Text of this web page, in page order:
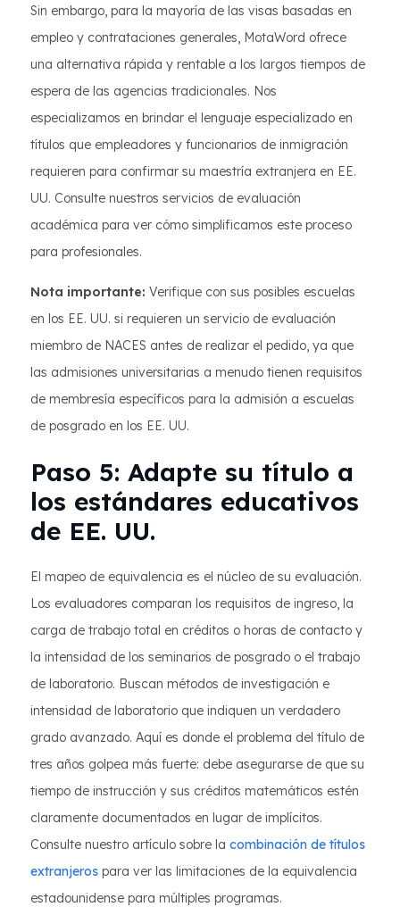
Sin embargo, para la mayoría de las visas basadas en
empleo y contrataciones generales, MotaWord ofrece
una alternativa rápida y rentable a los largos tiempos de
espera de las agencias tradicionales. Nos
especializamos en brindar el lenguaje especializado en
títulos que empleadores y funcionarios de inmigración
requieren para confirmar su maestría extranjera en EE.
UU. Consulte nuestros servicios de evaluación
académica para ver cómo simplificamos este proceso
para profesionales.
Nota importante: Verifique con sus posibles escuelas
en los EE. UU. si requieren un servicio de evaluación
miembro de NACES antes de realizar el pedido, ya que
las admisiones universitarias a menudo tienen requisitos
de membresía específicos para la admisión a escuelas
de posgrado en los EE. UU.
Paso 5: Adapte su título a
los estándares educativos
de EE. UU.
El mapeo de equivalencia es el núcleo de su evaluación.
Los evaluadores comparan los requisitos de ingreso, la
carga de trabajo total en créditos o horas de contacto y
la intensidad de los seminarios de posgrado o el trabajo
de laboratorio. Buscan métodos de investigación e
intensidad de laboratorio que indiquen un verdadero
grado avanzado. Aquí es donde el problema del título de
tres años golpea más fuerte: debe asegurarse de que su
tiempo de instrucción y sus créditos matemáticos estén
claramente documentados en lugar de implícitos.
Consulte nuestro artículo sobre la combinación de títulos
extranjeros para ver las limitaciones de la equivalencia
estadounidense para múltiples programas.